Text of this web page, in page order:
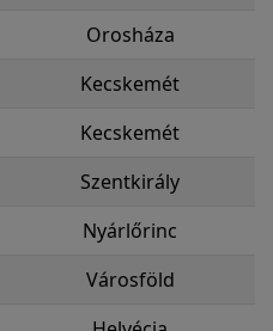
Orosháza
Kecskemét
Kecskemét
Szentkirály
Nyárlőrinc
Városföld